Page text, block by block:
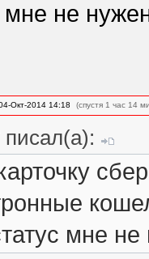
мне не
Окт-2014 14:18 (спустя 1 час 14
писал(а):
мне не